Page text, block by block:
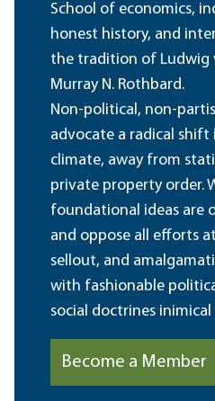
School of economics,
honest history, and
the tradition of Ludwig
Murray N. Rothbard.
Non-political, non-
advocate a radical
climate, away from
private property order.
foundational ideas are
and oppose all efforts
sellout, and
with fashionable
social doctrines
Become a Member